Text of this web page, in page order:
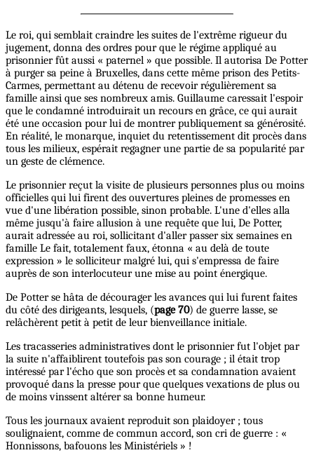
Le roi, qui semblait craindre les suites de l'extrême rigueur du
jugement, donna des ordres pour que le régime appliqué au
prisonnier fût aussi « paternel » que possible. Il autorisa De Potter
à purger sa peine à Bruxelles, dans cette même prison des Petits-
Carmes, permettant au détenu de recevoir régulièrement sa
famille ainsi que ses nombreux amis. Guillaume caressait l'espoir
que le condamné introduirait un recours en grâce, ce qui aurait
été une occasion pour lui de montrer publiquement sa générosité.
En réalité, le monarque, inquiet du retentissement dit procès dans
tous les milieux, espérait regagner une partie de sa popularité par
un geste de clémence.
Le prisonnier reçut la visite de plusieurs personnes plus ou moins
officielles qui lui firent des ouvertures pleines de promesses en
vue d'une libération possible, sinon probable. L'une d'elles alla
même jusqu'à faire allusion à une requête que lui, De Potter,
aurait adressée au roi, sollicitant d'aller passer six semaines en
famille Le fait, totalement faux, étonna « au delà de toute
expression » le solliciteur malgré lui, qui s'empressa de faire
auprès de son interlocuteur une mise au point énergique.
De Potter se hâta de décourager les avances qui lui furent faites
du côté des dirigeants, lesquels, (page 70) de guerre lasse, se
relâchèrent petit à petit de leur bienveillance initiale.
Les tracasseries administratives dont le prisonnier fut l'objet par
la suite n'affaiblirent toutefois pas son courage ; il était trop
intéressé par l'écho que son procès et sa condamnation avaient
provoqué dans la presse pour que quelques vexations de plus ou
de moins vinssent altérer sa bonne humeur.
Tous les journaux avaient reproduit son plaidoyer ; tous
soulignaient, comme de commun accord, son cri de guerre : «
Honnissons, bafouons les Ministériels » !